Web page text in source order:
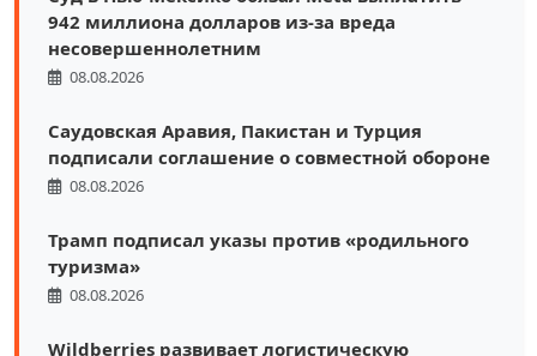
942 миллиона долларов из-за вреда
несовершеннолетним
08.08.2026
Саудовская Аравия, Пакистан и Турция
подписали соглашение о совместной обороне
08.08.2026
Трамп подписал указы против «родильного
туризма»
08.08.2026
Wildberries развивает логистическую